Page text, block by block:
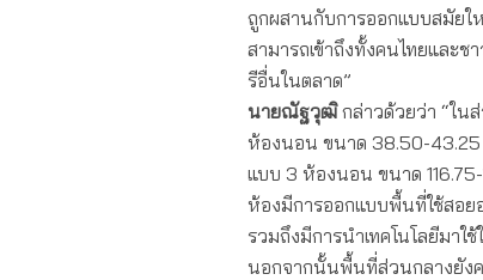
ถูกผสานกับการออกแบบสมัยใ
สามารถเข้าถึงทั้งคนไทยและช
รีอื่นในตลาด”
นายณัฐวุฒิกล่าวด้วยว่า “ใน
ห้องนอน ขนาด 38.50-43.25
แบบ 3 ห้องนอน ขนาด 116.75-
ห้องมีการออกแบบพื้นที่ใช้สอ
รวมถึงมีการนำเทคโนโลยีมาใ
นอกจากนั้นพื้นที่ส่วนกลางยัง